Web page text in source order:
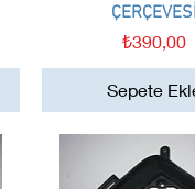
ÇERÇEVESİ
Fiyat
₺390,00
Sepete